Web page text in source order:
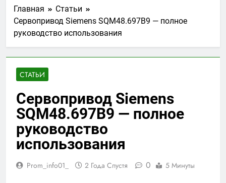
Главная
Статьи
Сервопривод Siemens SQM48.697B9 — полное
руководство использования
СТАТЬИ
Сервопривод Siemens
SQM48.697B9 — полное
руководство
использования
Prom_info01_ 2 Года Спустя 0 5 Минуты